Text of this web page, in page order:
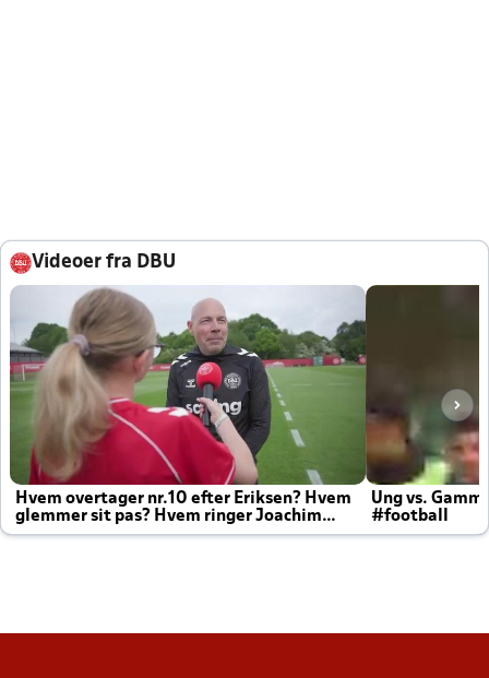
Videoer fra DBU
Hvem overtager nr.10 efter Eriksen? Hvem
glemmer sit pas? Hvem ringer Joachim
altid til efter kampe?
Ung vs.
#football